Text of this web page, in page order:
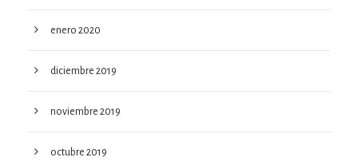
enero 2020
diciembre 2019
noviembre 2019
octubre 2019